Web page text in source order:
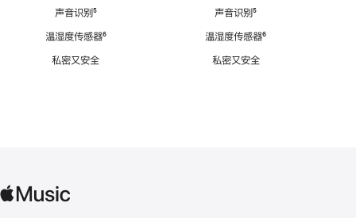
声音识别脚
⁵
温湿度传感器脚
⁶
私密又安全
声音识别脚
⁵
温湿度传感器脚
⁶
私密又安全